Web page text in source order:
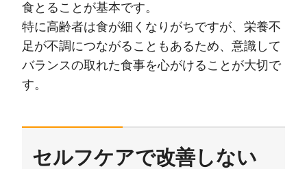
食とることが基本です。
特に高齢者は食が細くなりがちですが、栄養不
足が不調につながることもあるため、意識して
バランスの取れた食事を心がけることが大切で
す。
セルフケアで改善しない